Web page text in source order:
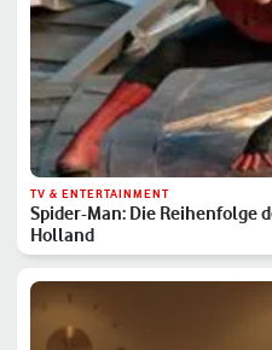
TV & ENTERTAINMENT
Spider-Man: Die Reihenfolge
Holland